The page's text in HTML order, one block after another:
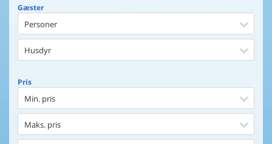
Gæster
Personer
Husdyr
Pris
Min. pris
Maks. pris